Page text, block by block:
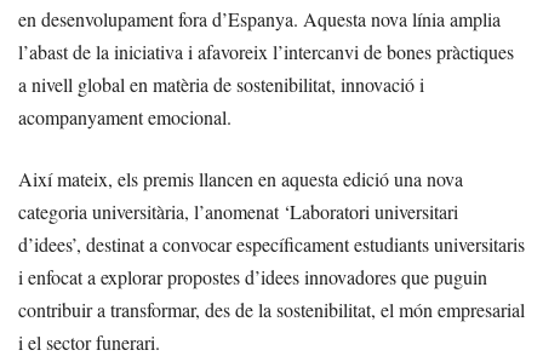
en desenvolupament fora d’Espanya. Aquesta nova línia amplia
l’abast de la iniciativa i afavoreix l’intercanvi de bones pràctiques
a nivell global en matèria de sostenibilitat, innovació i
acompanyament emocional.
Així mateix, els premis llancen en aquesta edició una nova
categoria universitària, l’anomenat ‘Laboratori universitari
d’idees’, destinat a convocar específicament estudiants universitaris
i enfocat a explorar propostes d’idees innovadores que puguin
contribuir a transformar, des de la sostenibilitat, el món empresarial
i el sector funerari.